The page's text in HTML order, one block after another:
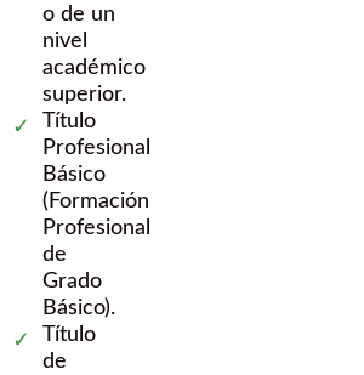
o de un
nivel
académico
superior.
Título
Profesional
Básico
(Formación
Profesional
de
Grado
Básico).
Título
de